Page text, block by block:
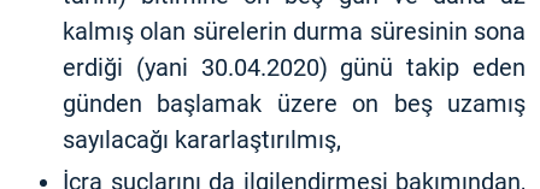
kalmış olan sürelerin durma süresinin sona
erdiği (yani 30.04.2020) günü takip eden
günden başlamak üzere on beş uzamış
sayılacağı kararlaştırılmış,
İcra suçlarını da ilgilendirmesi bakımından,